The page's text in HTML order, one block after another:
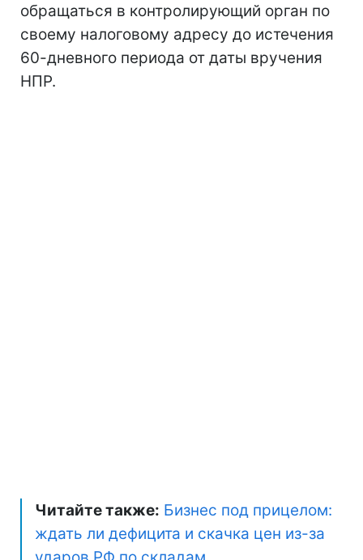
обращаться в контролирующий орган по
своему налоговому адресу до истечения
60-дневного периода от даты вручения
НПР.
Читайте также: Бизнес под прицелом:
ждать ли дефицита и скачка цен из-за